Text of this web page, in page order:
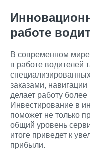
работе
В современном
в работе водителей
заказами,
делает работу
Инвестирование в
поможет не только
общий уровень
итоге приведет к
прибыли.